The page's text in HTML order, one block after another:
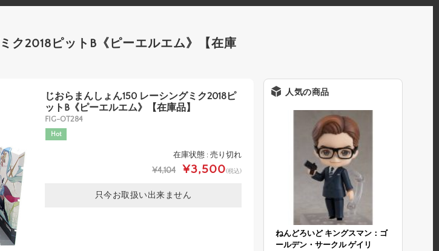
ク2018ピットB《ピーエルエム》【在庫
じおらまんしょん150 レーシングミク2018ピ
ットB《ピーエルエム》【在庫品】
FIG-OT284
Hot
在庫状態 : 売り切れ
¥4,104 ¥3,500(税込)
只今お取扱い出来ません
人気の商品
ねんどろいど キングスマン：ゴ
ールデン・サークル ゲイリ